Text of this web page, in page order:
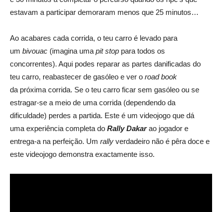
estavam a participar demoraram menos que 25 minutos…
Ao acabares cada corrida, o teu carro é levado para
um bivouac (imagina uma pit stop para todos os
concorrentes). Aqui podes reparar as partes danificadas do
teu carro, reabastecer de gasóleo e ver o road book
da próxima corrida. Se o teu carro ficar sem gasóleo ou se
estragar-se a meio de uma corrida (dependendo da
dificuldade) perdes a partida. Este é um videojogo que dá
uma experiência completa do Rally Dakarao jogador e
entrega-a na perfeição. Um rally verdadeiro não é pêra doce e
este videojogo demonstra exactamente isso.